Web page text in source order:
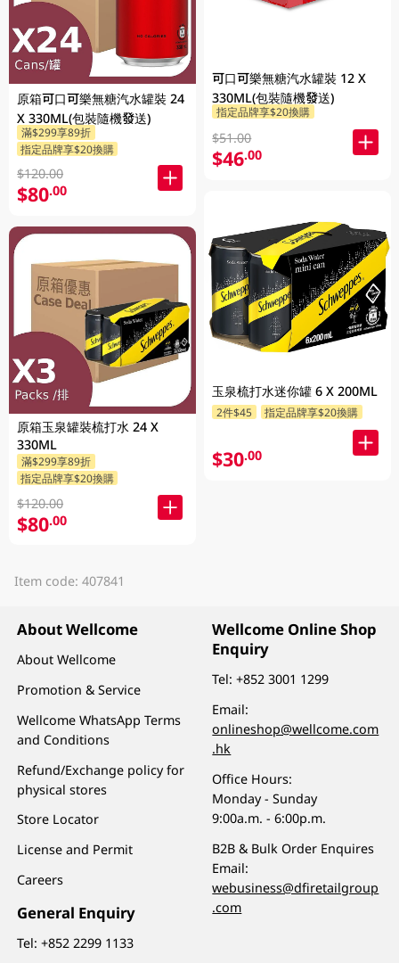
原箱可口可樂無糖汽水罐裝 24
X 330ML(包裝隨機發送)
滿$299享89折
指定品牌享$20換購
$120.00
$80.00
原箱玉泉罐裝梳打水 24 X
330ML
滿$299享89折
指定品牌享$20換購
$120.00
$80.00
可口可樂無糖汽水罐裝 12 X
330ML(包裝隨機發送)
指定品牌享$20換購
$51.00
$46.00
玉泉梳打水迷你罐 6 X 200ML
2件$45 指定品牌享$20換購
$30.00
Item code: 407841
About Wellcome
About Wellcome
Promotion & Service
Wellcome WhatsApp Terms
and Conditions
Refund/Exchange policy for
physical stores
Store Locator
License and Permit
Careers
General Enquiry
Tel:+852 2299 1133
Wellcome Online Shop
Enquiry
Tel:+852 3001 1299
Email:
onlineshop@wellcome.com
.hk
Office Hours:
Monday - Sunday
9:00a.m. - 6:00p.m.
B2B & Bulk Order Enquires
Email:
webusiness@dfiretailgroup
.com